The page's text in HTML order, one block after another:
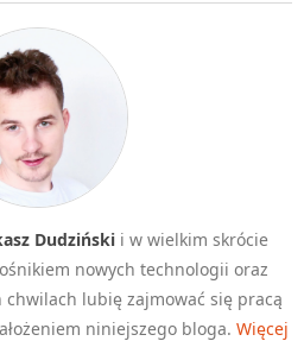
Pascal
WEB
.htaccess
HTML 5
CSS 3
JavaScript
Django
PHP
Dudzińskii w wielkim skrócie
nowych technologii oraz
lubię zajmować się pracą
niniejszego bloga. Więcej